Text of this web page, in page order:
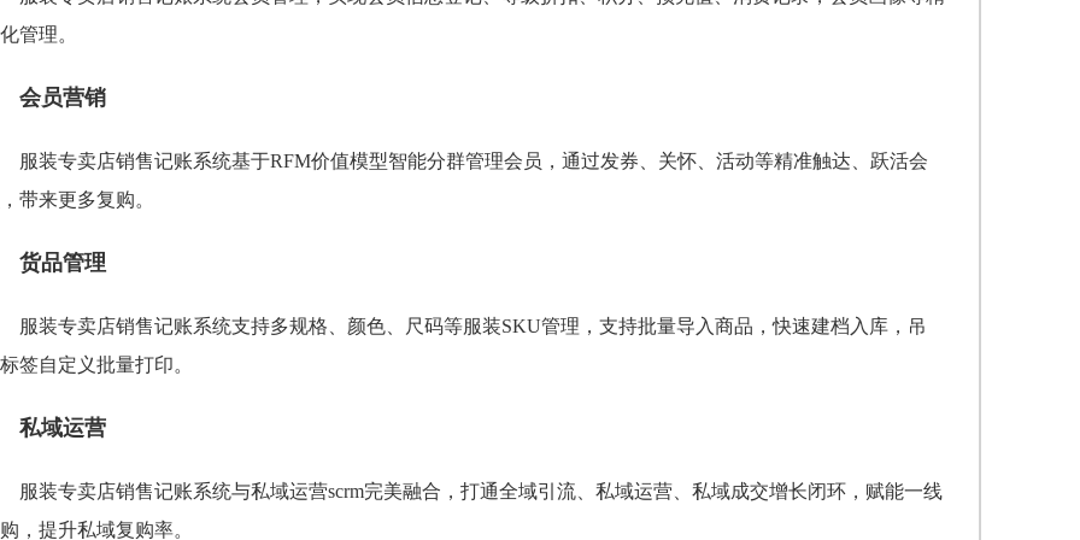
管理。
会员营销
服装专卖店销售记账系统基于RFM价值模型智能分群管理会员，通过发券、关怀、活动等精准触达、跃活会
带来更多复购。
货品管理
服装专卖店销售记账系统支持多规格、颜色、尺码等服装SKU管理，支持批量导入商品，快速建档入库，吊
签自定义批量打印。
私域运营
服装专卖店销售记账系统与私域运营scrm完美融合，打通全域引流、私域运营、私域成交增长闭环，赋能一线
，提升私域复购率。